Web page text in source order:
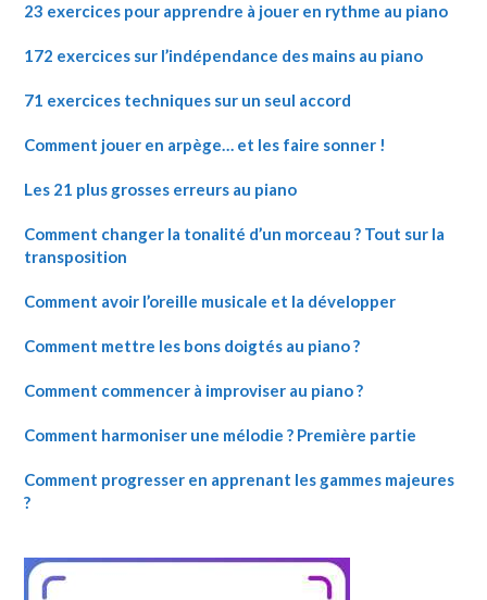
23 exercices pour apprendre à jouer en rythme au piano
172 exercices sur l’indépendance des mains au piano
71 exercices techniques sur un seul accord
Comment jouer en arpège… et les faire sonner !
Les 21 plus grosses erreurs au piano
Comment changer la tonalité d’un morceau ? Tout sur la
transposition
Comment avoir l’oreille musicale et la développer
Comment mettre les bons doigtés au piano ?
Comment commencer à improviser au piano ?
Comment harmoniser une mélodie ? Première partie
Comment progresser en apprenant les gammes majeures
?